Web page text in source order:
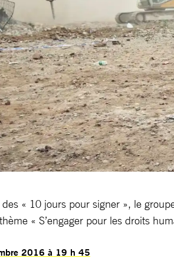
« 10 jours pour signer », le
« S’engager pour les droits
2016 à 19 h 45